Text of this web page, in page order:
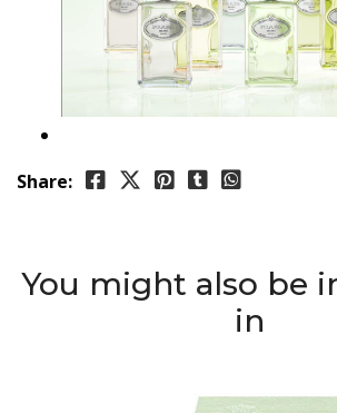
Share:
You might also be
in